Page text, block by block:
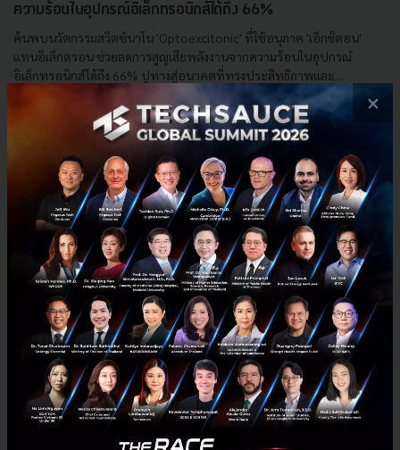
ความร้อนในอุปกรณ์อิเล็กทรอนิกส์ได้ถึง 66%
ค้นพบนวัตกรรมสวิตช์นาโน 'Optoexcitonic' ที่ใช้อนุภาค 'เอ็กซิตอน'
แทนอิเล็กตรอน ช่วยลดการสูญเสียพลังงานจากความร้อนในอุปกรณ์
อิเล็กทรอนิกส์ได้ถึง 66% ปูทางสู่อนาคตที่ทรงประสิทธิภาพและ...
| ByTechsauce Team
WSe2 Exciton Optoexcitonics Nanoengineering
E-mail :contact@techsauce.co
Tel : 02-001-5375
Mobile : 06-4658-9500
Techsauce Media
×